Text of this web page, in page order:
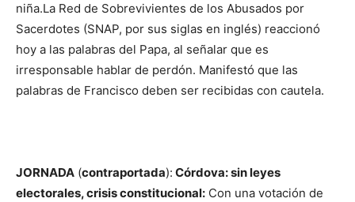
niña.La Red de Sobrevivientes de los Abusados por
Sacerdotes (SNAP, por sus siglas en inglés) reaccionó
hoy a las palabras del Papa, al señalar que es
irresponsable hablar de perdón. Manifestó que las
palabras de Francisco deben ser recibidas con cautela.
JORNADA (contraportada): Córdova: sin leyes
electorales, crisis constitucional: Con una votación de